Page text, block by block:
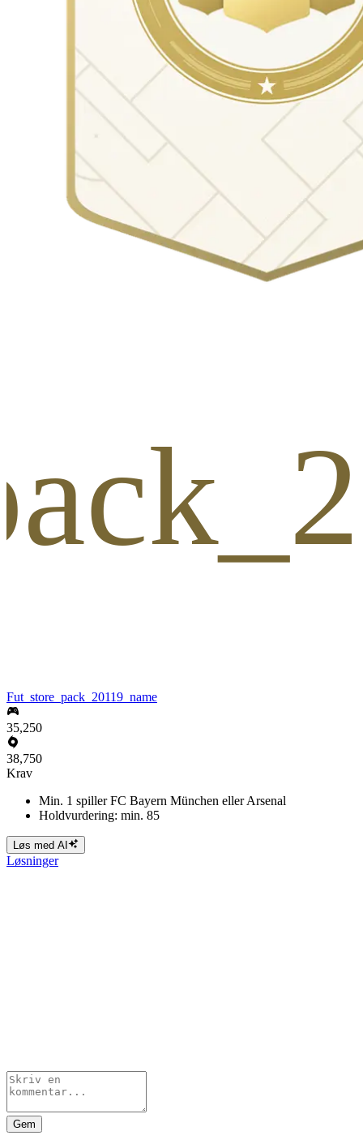
Fut_store_pack_20119_name
35,250
38,750
Krav
Min. 1 spiller FC Bayern München eller Arsenal
Holdvurdering: min. 85
Løs med AI
Løsninger
Gem